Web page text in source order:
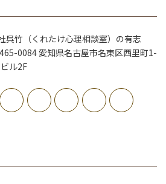
呉竹（くれたけ心理相談室）の有志
0084 愛知県名古屋市名東区西里町1-
ル2F